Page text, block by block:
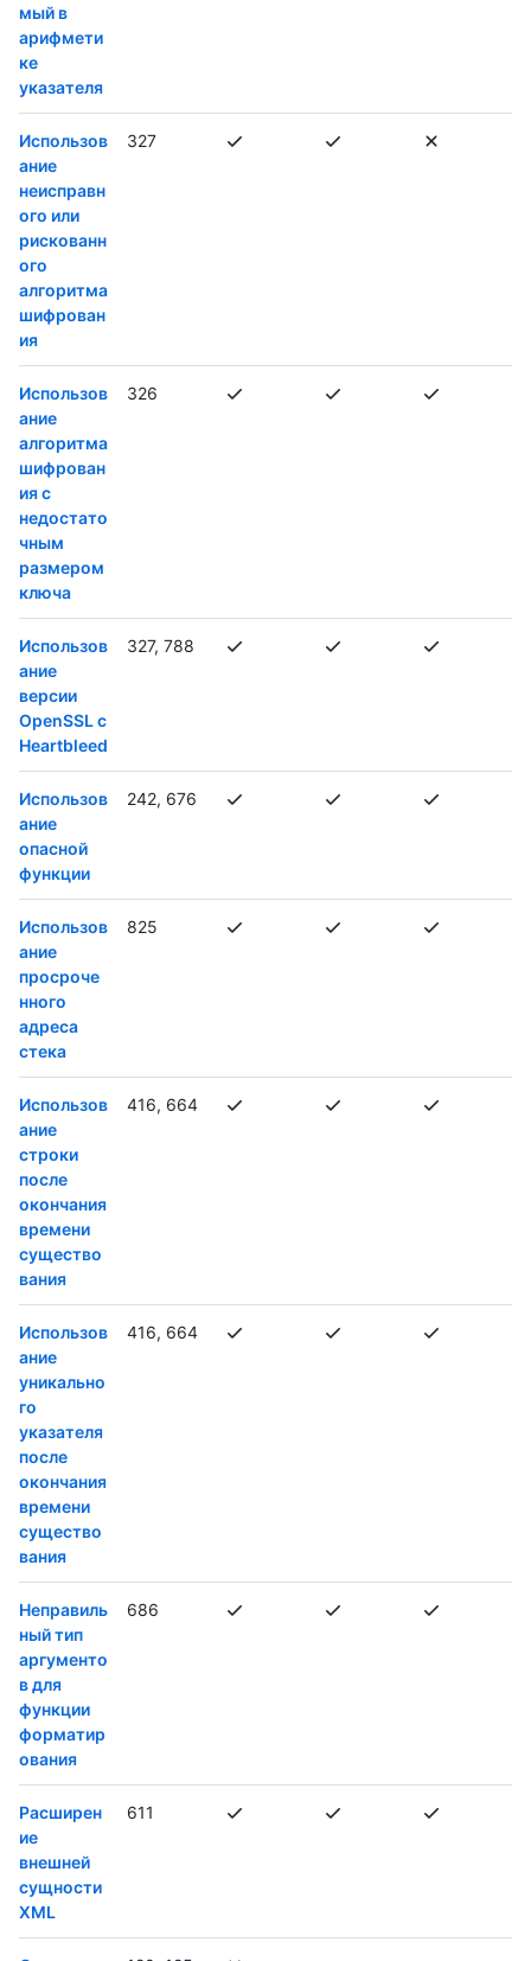
мый в
арифмети
ке
указателя
Использов
ание
неисправн
ого или
рискованн
ого
алгоритма
шифрован
ия
327
Использов
ание
алгоритма
шифрован
ия с
недостато
чным
размером
ключа
326
Использов
ание
версии
OpenSSL с
Heartbleed
327, 788
Использов
ание
опасной
функции
242, 676
Использов
ание
просроче
нного
адреса
стека
825
Использов
ание
строки
после
окончания
времени
существо
вания
416, 664
Использов
ание
уникально
го
указателя
после
окончания
времени
существо
вания
416, 664
Неправиль
ный тип
аргументо
в для
функции
форматир
ования
686
Расширен
ие
внешней
сущности
XML
611